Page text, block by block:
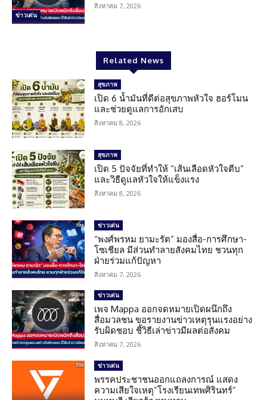
ข่าวเด่น
สิงหาคม 7, 2026
Related News
สุขภาพ
เปิด 6 น้ำมันที่ดีต่อสุขภาพหัวใจ ฮอร์โมน
และช่วยดูแลการอักเสบ
สิงหาคม 8, 2026
สุขภาพ
เปิด 5 ปัจจัยที่ทำให้ “เส้นเลือดหัวใจตีบ”
และวิธีดูแลหัวใจให้แข็งแรง
สิงหาคม 8, 2026
ข่าวเด่น
“พงศ์พรหม ยามะรัต” มองสื่อ-การศึกษา-
โซเชียล มีส่วนทำลายสังคมไทย ชวนทุก
ฝ่ายร่วมแก้ปัญหา
สิงหาคม 7, 2026
ข่าวเด่น
เพจ Mappa ออกจดหมายเปิดผนึกถึง
สื่อมวลชน ขอรายงานข่าวเหตุรุนแรงอย่าง
รับผิดชอบ ชี้วิธีเล่าข่าวมีผลต่อสังคม
สิงหาคม 7, 2026
ข่าวเด่น
พรรคประชาชนออกแถลงการณ์ แสดง
ความเสียใจเหตุ”โรงเรียนเทพศิรินทร์”